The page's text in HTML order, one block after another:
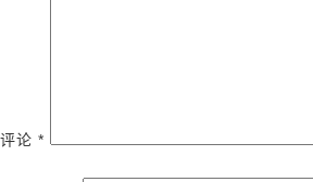
评论 *